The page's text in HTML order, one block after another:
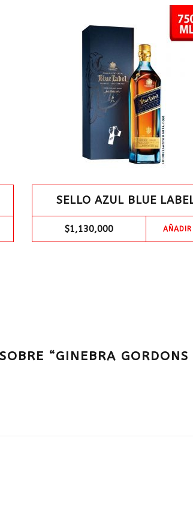
SELLO AZUL BLUE
$1,130,000
“GINEBRA